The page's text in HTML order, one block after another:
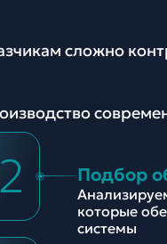
сложно
Подбор
которые
системы